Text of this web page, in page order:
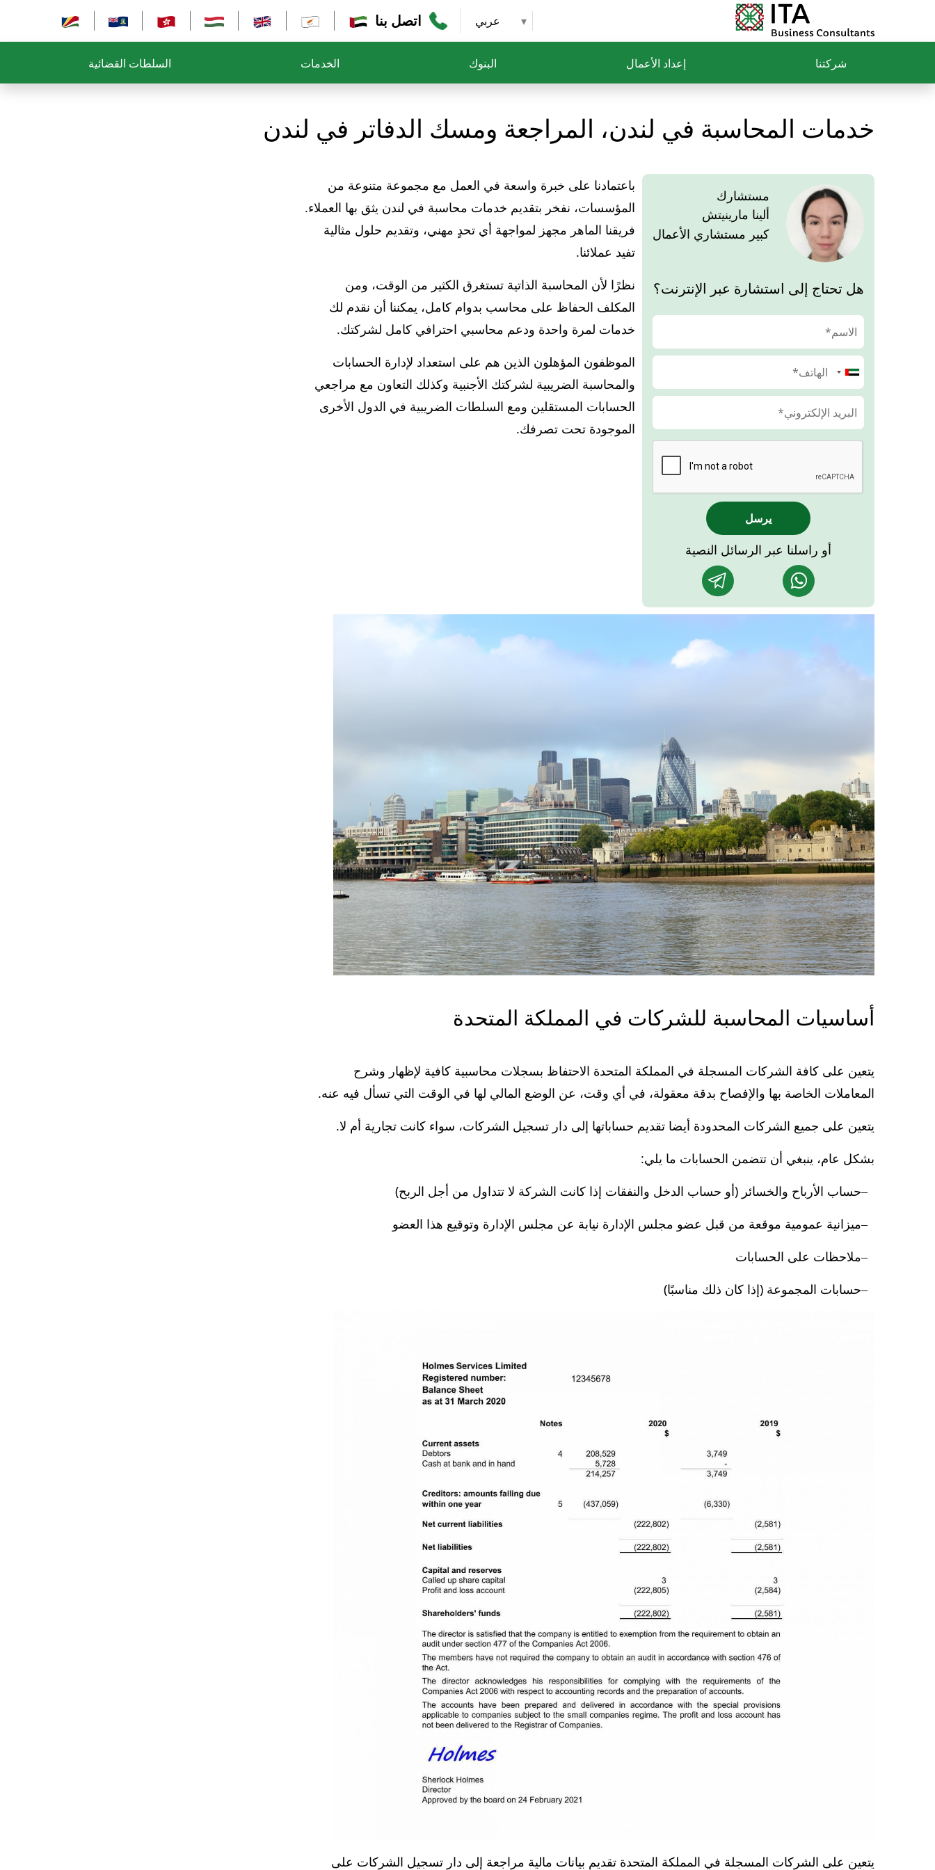
عربي اتصل بنا
شركتنا إعداد الأعمال البنوك الخدمات السلطات القضائية
خدمات المحاسبة في لندن، المراجعة ومسك الدفاتر في لندن
مستشارك
ألينا مارينيتش
كبير مستشاري الأعمال
هل تحتاج إلى استشارة عبر الإنترنت؟
يرسل
أو راسلنا عبر الرسائل النصية
باعتمادنا على خبرة واسعة في العمل مع مجموعة متنوعة من
المؤسسات، نفخر بتقديم خدمات محاسبة في لندن يثق بها العملاء.
فريقنا الماهر مجهز لمواجهة أي تحدٍ مهني، وتقديم حلول مثالية
تفيد عملائنا.
نظرًا لأن المحاسبة الذاتية تستغرق الكثير من الوقت، ومن
المكلف الحفاظ على محاسب بدوام كامل، يمكننا أن نقدم لك
خدمات لمرة واحدة ودعم محاسبي احترافي كامل لشركتك.
الموظفون المؤهلون الذين هم على استعداد لإدارة الحسابات
والمحاسبة الضريبية لشركتك الأجنبية وكذلك التعاون مع مراجعي
الحسابات المستقلين ومع السلطات الضريبية في الدول الأخرى
الموجودة تحت تصرفك.
أساسيات المحاسبة للشركات في المملكة المتحدة
يتعين على كافة الشركات المسجلة في المملكة المتحدة الاحتفاظ بسجلات محاسبية كافية لإظهار وشرح
المعاملات الخاصة بها والإفصاح بدقة معقولة، في أي وقت، عن الوضع المالي لها في الوقت التي تسأل فيه عنه.
يتعين على جميع الشركات المحدودة أيضا تقديم حساباتها إلى دار تسجيل الشركات، سواء كانت تجارية أم لا.
بشكل عام، ينبغي أن تتضمن الحسابات ما يلي:
حساب الأرباح والخسائر (أو حساب الدخل والنفقات إذا كانت الشركة لا تتداول من أجل الربح)
ميزانية عمومية موقعة من قبل عضو مجلس الإدارة نيابة عن مجلس الإدارة وتوقيع هذا العضو
ملاحظات على الحسابات
حسابات المجموعة (إذا كان ذلك مناسبًا)
يتعين على الشركات المسجلة في المملكة المتحدة تقديم بيانات مالية مراجعة إلى دار تسجيل الشركات على